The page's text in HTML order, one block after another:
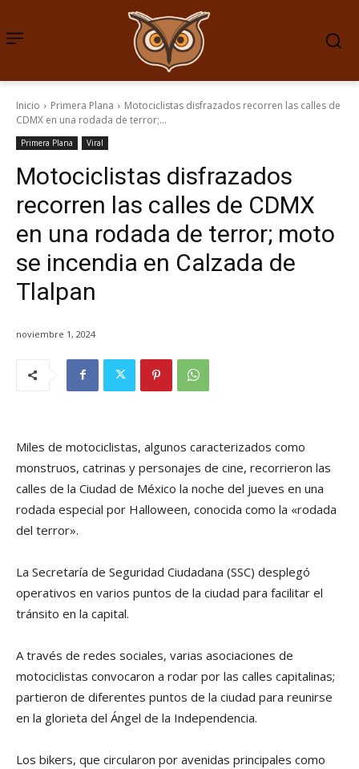
Inicio Primera Plana
Motociclistas disfrazados recorren las calles de
CDMX en una rodada de terror;...
Primera Plana Viral
Motociclistas disfrazados
recorren las calles de CDMX
en una rodada de terror; moto
se incendia en Calzada de
Tlalpan
noviembre 1, 2024
Miles de motociclistas, algunos caracterizados como
monstruos, catrinas y personajes de cine, recorrieron las
calles de la Ciudad de México la noche del jueves en una
rodada especial por Halloween, conocida como la «rodada
del terror».
La Secretaría de Seguridad Ciudadana (SSC) desplegó
operativos en varios puntos de la ciudad para facilitar el
tránsito en la capital.
A través de redes sociales, varias asociaciones de
motociclistas convocaron a rodar por las calles capitalinas;
partieron de diferentes puntos de la ciudad para reunirse
en la glorieta del Ángel de la Independencia.
Los bikers, que circularon por avenidas principales como